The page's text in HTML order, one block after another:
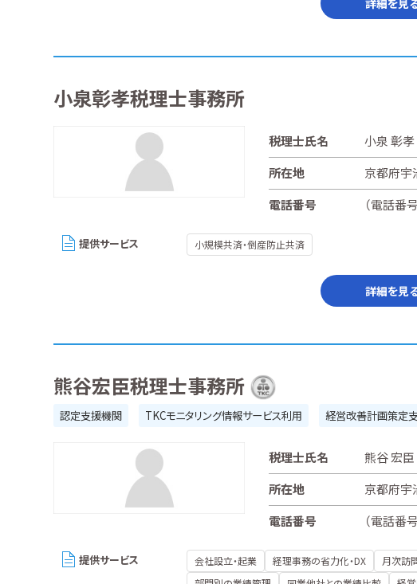
小泉彰孝税理士事務所
税理士氏名
小泉 彰孝
所在地
京都府宇
電話番号
（電話番
提供サービス 小規模共済・倒産防止共済
詳細を見
熊谷宏臣税理士事務所
認定支援機関 TKCモニタリング情報サービス利用 経営改善計画策定
税理士氏名
熊谷 宏臣
所在地
京都府宇
電話番号
（電話番
提供サービス 会社設立・起業 経理事務の省力化・DX 月次訪